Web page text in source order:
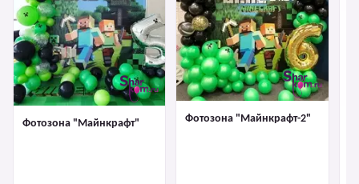
Фотозона "Майнкрафт" Фотозона "Майнкрафт-2"